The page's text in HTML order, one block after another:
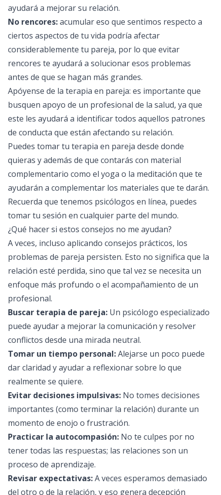
ayudará a mejorar su relación.
No rencores:acumular eso que sentimos respecto a
ciertos aspectos de tu vida podría afectar
considerablemente tu pareja, por lo que evitar
rencores te ayudará a solucionar esos problemas
antes de que se hagan más grandes.
Apóyense de la terapia en pareja: es importante que
busquen apoyo de un profesional de la salud, ya que
este les ayudará a identificar todos aquellos patrones
de conducta que están afectando su relación.
Puedes tomar tu terapia en pareja desde donde
quieras y además de que contarás con material
complementario como el yoga o la meditación que te
ayudarán a complementar los materiales que te darán.
Recuerda que tenemos psicólogos en línea, puedes
tomar tu sesión en cualquier parte del mundo.
¿Qué hacer si estos consejos no me ayudan?
A veces, incluso aplicando consejos prácticos, los
problemas de pareja persisten. Esto no significa que la
relación esté perdida, sino que tal vez se necesita un
enfoque más profundo o el acompañamiento de un
profesional.
Buscar terapia de pareja: Un psicólogo especializado
puede ayudar a mejorar la comunicación y resolver
conflictos desde una mirada neutral.
Tomar un tiempo personal:Alejarse un poco puede
dar claridad y ayudar a reflexionar sobre lo que
realmente se quiere.
Evitar decisiones impulsivas: No tomes decisiones
importantes (como terminar la relación) durante un
momento de enojo o frustración.
Practicar la autocompasión: No te culpes por no
tener todas las respuestas; las relaciones son un
proceso de aprendizaje.
Revisar expectativas:A veces esperamos demasiado
del otro o de la relación, y eso genera decepción